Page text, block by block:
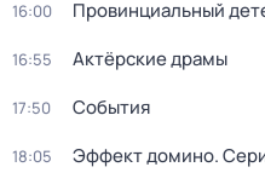
16:00 Провинциальный
16:55 Актёрские драмы
17:50 События
18:05 Эффект домино.